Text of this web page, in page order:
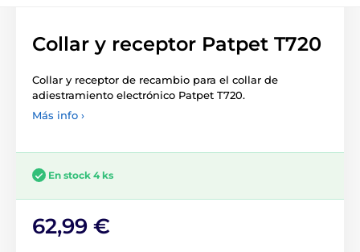
Collar y receptor Patpet T720
Collar y receptor de recambio para el collar de
adiestramiento electrónico Patpet T720.
Más info ›
En stock 4 ks
62,99 €